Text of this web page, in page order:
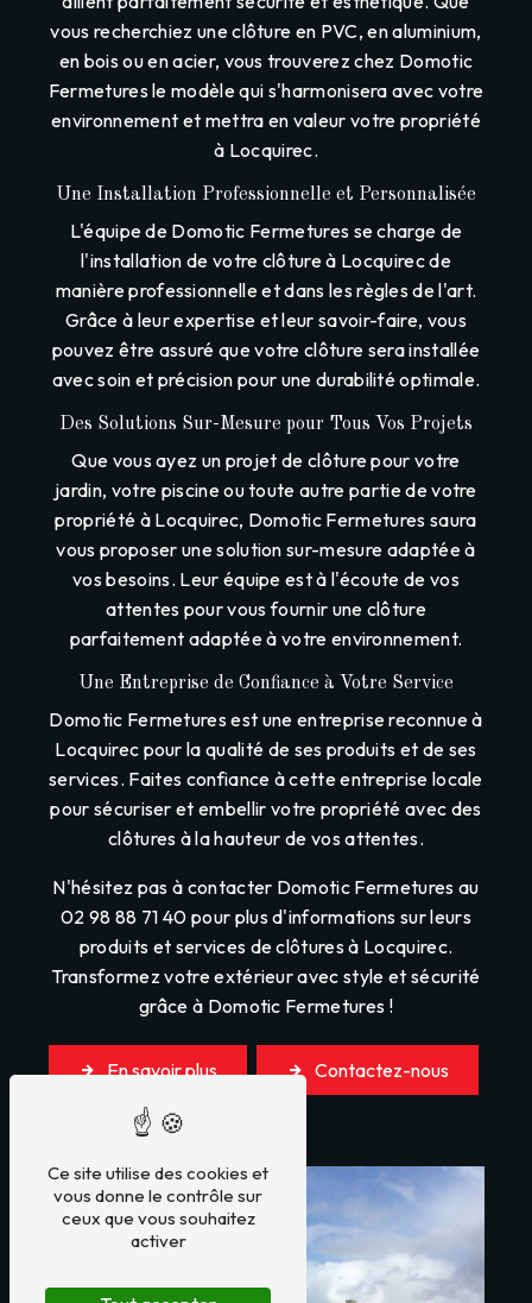
vous recherchiez une clôture en PVC, en aluminium,
en bois ou en acier, vous trouverez chez Domotic
Fermetures le modèle qui s'harmonisera avec votre
environnement et mettra en valeur votre propriété
à Locquirec.
Une Installation Professionnelle et Personnalisée
L'équipe de Domotic Fermetures se charge de
l'installation de votre clôture à Locquirec de
manière professionnelle et dans les règles de l'art.
Grâce à leur expertise et leur savoir-faire, vous
pouvez être assuré que votre clôture sera installée
avec soin et précision pour une durabilité optimale.
Des Solutions Sur-Mesure pour Tous Vos Projets
Que vous ayez un projet de clôture pour votre
jardin, votre piscine ou toute autre partie de votre
propriété à Locquirec, Domotic Fermetures saura
vous proposer une solution sur-mesure adaptée à
vos besoins. Leur équipe est à l'écoute de vos
attentes pour vous fournir une clôture
parfaitement adaptée à votre environnement.
Une Entreprise de Confiance à Votre Service
Domotic Fermetures est une entreprise reconnue à
Locquirec pour la qualité de ses produits et de ses
services. Faites confiance à cette entreprise locale
pour sécuriser et embellir votre propriété avec des
clôtures à la hauteur de vos attentes.
N'hésitez pas à contacter Domotic Fermetures au
02 98 88 71 40 pour plus d'informations sur leurs
produits et services de clôtures à Locquirec.
Transformez votre extérieur avec style et sécurité
grâce à Domotic Fermetures !
En savoir plus Contactez-nous
Ce site utilise des cookies et
vous donne le contrôle sur
ceux que vous souhaitez
activer